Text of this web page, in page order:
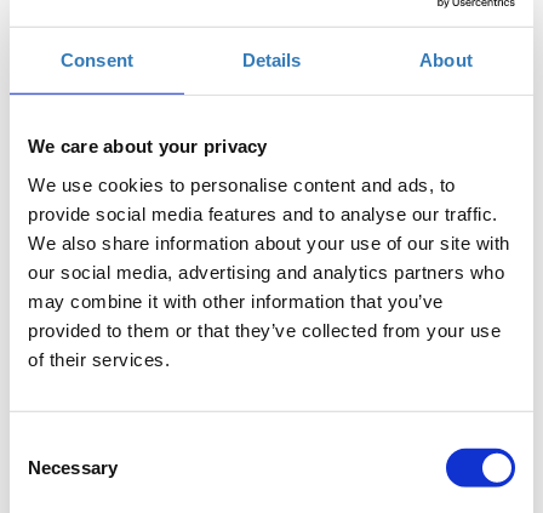
Consent Details About
We care about your privacy
We use cookies to personalise content and ads, to
provide social media features and to analyse our traffic.
We also share information about your use of our site with
our social media, advertising and analytics partners who
may combine it with other information that you’ve
provided to them or that they’ve collected from your use
of their services.
Selection
Necessary
Πέμπτη, 5 Οκτωβρίου 2017 10:30 πμ
Found.ation, Αθήνα
Συμμετοχή Η περίοδος εγγραφών έχει λήξει.
σχεδιασμένη για web development. Κατά τη διάρκεια
αυτού του εισαγωγικού μαθήματος της PHP, οι